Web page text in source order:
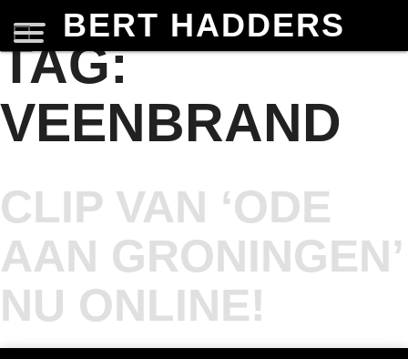
BERT HADDERS
TAG:
VEENBRAND
CLIP VAN ‘ODE
AAN GRONINGEN’
NU ONLINE!